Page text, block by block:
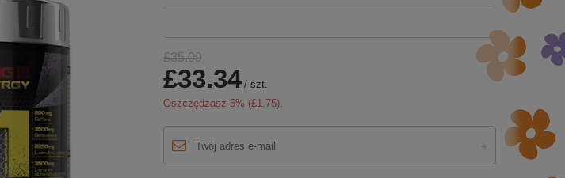
£35.09
£33.34 / szt.
Oszczędzasz 5% (£1.75).